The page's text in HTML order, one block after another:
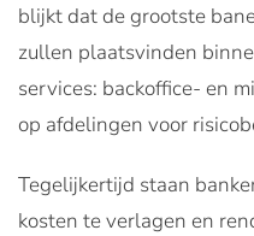
blijkt dat de grootste
zullen plaatsvinden
services: backoffice- en
op afdelingen voor
Tegelijkertijd staan
kosten te verlagen en